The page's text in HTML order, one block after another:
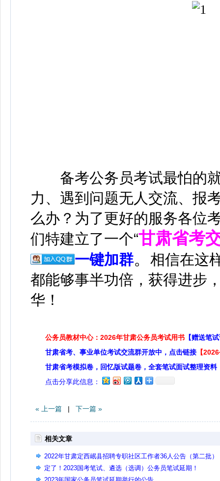
备考公务员考试最怕的就
力、遇到问题无人交流、报
么办？为了更好的服务各位
们特建立了一个“甘肃省考
一键加群。 相信在这
都能够事半功倍，获得进步
华！
公务员教材中心：2026年甘肃公务员考试用书 【赠送笔
甘肃省考、事业单位考试交流群开放中，点击链接 【
甘肃省考模拟卷，回忆版试题卷，全套笔试面试整理资料
点击分享此信息：
« 上一篇 | 下一篇 »
相关文章
2022年甘肃定西岷县招聘专职社区工作者36人公告（第二批）
定了！2023国考笔试、遴选（选调）公务员笔试延期！